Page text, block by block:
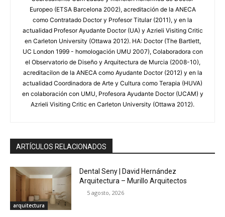
Europeo (ETSA Barcelona 2002), acreditación de la ANECA
como Contratado Doctor y Profesor Titular (2011), y en la
actualidad Profesor Ayudante Doctor (UA) y Azrieli Visiting Critic
en Carleton University (Ottawa 2012). HA: Doctor (The Bartlett,
UC London 1999 - homologación UMU 2007), Colaboradora con
el Observatorio de Diseño y Arquitectura de Murcia (2008-10),
acreditacilon de la ANECA como Ayudante Doctor (2012) y en la
actualidad Coordinadora de Arte y Cultura como Terapia (HUVA)
en colaboración con UMU, Profesora Ayudante Doctor (UCAM) y
Azrieli Visiting Critic en Carleton University (Ottawa 2012).
ARTÍCULOS RELACIONADOS
arquitectura
Dental Seny | David Hernández
Arquitectura – Murillo Arquitectos
5 agosto, 2026